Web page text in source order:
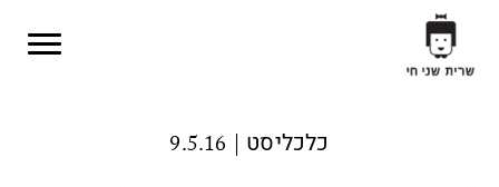
כלכליסט | 9.5.16